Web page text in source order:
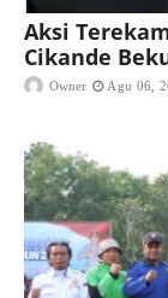
Aksi
Cikande
Owner Agu 06,